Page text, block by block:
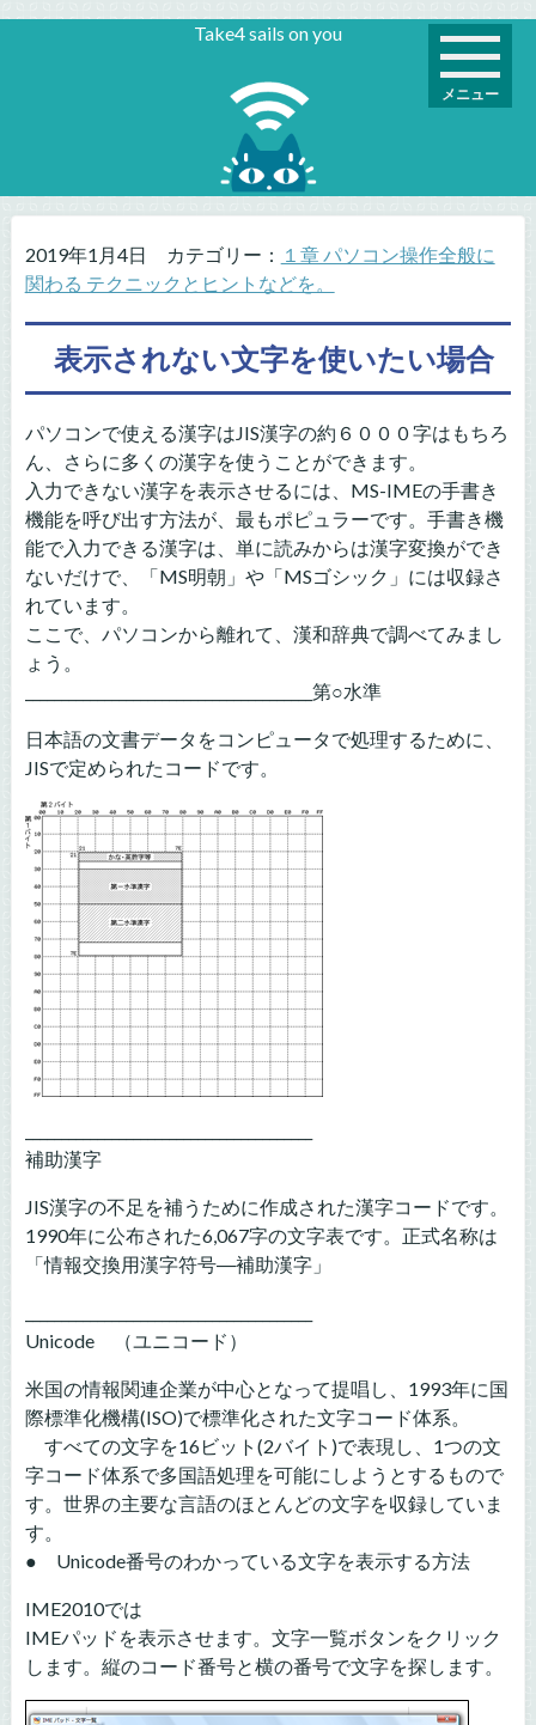
メニュー
Take4 sails on you
2019年1月4日 カテゴリー： １章 パソコン操作全般に
関わる テクニックとヒントなどを。
表示されない文字を使いたい場合
パソコンで使える漢字はJIS漢字の約６０００字はもちろ
ん、さらに多くの漢字を使うことができます。
入力できない漢字を表示させるには、MS-IMEの手書き
機能を呼び出す方法が、最もポピュラーです。手書き機
能で入力できる漢字は、単に読みからは漢字変換ができ
ないだけで、「MS明朝」や「MSゴシック」には収録さ
れています。
ここで、パソコンから離れて、漢和辞典で調べてみまし
ょう。
________________________________________第○水準
日本語の文書データをコンピュータで処理するために、
JISで定められたコードです。
補助漢字
JIS漢字の不足を補うために作成された漢字コードです。
1990年に公布された6,067字の文字表です。正式名称は
「情報交換用漢字符号―補助漢字」
Unicode （ユニコード）
米国の情報関連企業が中心となって提唱し、1993年に国
際標準化機構(ISO)で標準化された文字コード体系。
すべての文字を16ビット(2バイト)で表現し、1つの文
字コード体系で多国語処理を可能にしようとするもので
す。世界の主要な言語のほとんどの文字を収録していま
す。
● Unicode番号のわかっている文字を表示する方法
IME2010では
IMEパッドを表示させます。文字一覧ボタンをクリック
します。縦のコード番号と横の番号で文字を探します。